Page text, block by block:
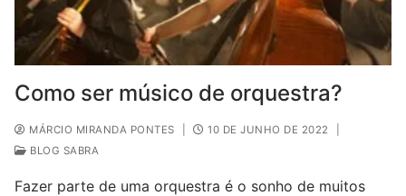
Como ser músico de orquestra?
MÁRCIO MIRANDA PONTES 10 DE JUNHO DE 2022
BLOG SABRA
Fazer parte de uma orquestra é o sonho de muitos